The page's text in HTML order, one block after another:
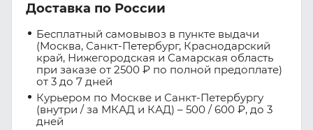
Доставка по России
Бесплатный самовывоз в пункте выдачи
(Москва, Санкт-Петербург, Краснодарский
край, Нижегородская и Самарская область
при заказе от 2500 ₽ по полной предоплате)
от 3 до 7 дней
Курьером по Москве и Санкт-Петербургу
(внутри / за МКАД и КАД) – 500 / 600 ₽, до 3
дней